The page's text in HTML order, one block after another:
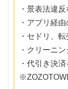
・景表法違
・アプリ経由
・セドリ、
・クリーニ
・代引き決